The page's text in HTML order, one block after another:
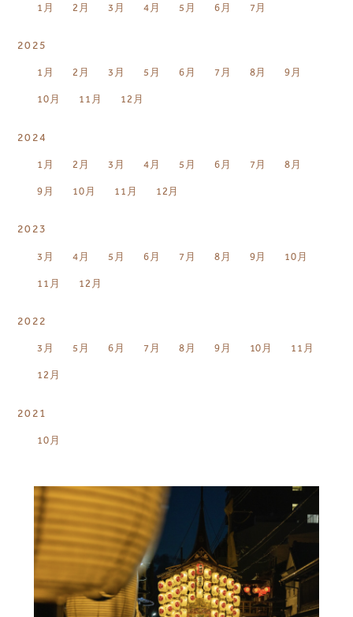
1月 2月 3月 4月 5月 6月 7月
2025
1月 2月 3月 5月 6月 7月 8月 9月
10月 11月 12月
2024
1月 2月 3月 4月 5月 6月 7月 8月
9月 10月 11月 12月
2023
3月 4月 5月 6月 7月 8月 9月 10月
11月 12月
2022
3月 5月 6月 7月 8月 9月 10月 11月
12月
2021
10月